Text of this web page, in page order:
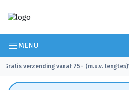
MENU
Gratis verzending vanaf 75,- (m.u.v. lengtes)
✓